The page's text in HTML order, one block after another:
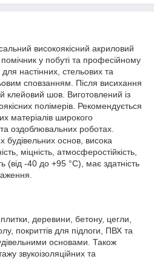
високоякісний акриловий
у побуті та професійному
настінних, стельових та
сповзанням. Після висихання
клейовий шов. Виготовлений із
полімерів. Рекомендується
матеріалів широкого
оздоблювальних роботах.
будівельних основ, висока
міцність, атмосферостійкість,
(від -40 до +95 °С), має здатність
деревини, бетону, цегли,
покриттів для підлоги, ПВХ та
основами. Також
звукоізоляційних та